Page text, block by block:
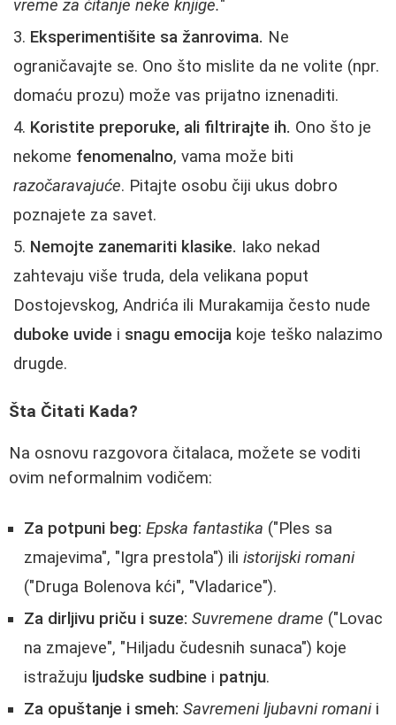
vreme za čitanje neke knjige."
Eksperimentišite sa žanrovima. Ne
ograničavajte se. Ono što mislite da ne volite (npr.
domaću prozu) može vas prijatno iznenaditi.
Koristite preporuke, ali filtrirajte ih. Ono što je
nekome fenomenalno, vama može biti
razočaravajuće. Pitajte osobu čiji ukus dobro
poznajete za savet.
Nemojte zanemariti klasike. Iako nekad
zahtevaju više truda, dela velikana poput
Dostojevskog, Andrića ili Murakamija često nude
duboke uvide i snagu emocija koje teško nalazimo
drugde.
Šta Čitati Kada?
Na osnovu razgovora čitalaca, možete se voditi
ovim neformalnim vodičem:
Za potpuni beg: Epska fantastika ("Ples sa
zmajevima", "Igra prestola") ili istorijski romani
("Druga Bolenova kći", "Vladarice").
Za dirljivu priču i suze: Suvremene drame ("Lovac
na zmajeve", "Hiljadu čudesnih sunaca") koje
istražuju ljudske sudbine i patnju.
Za opuštanje i smeh: Savremeni ljubavni romanii